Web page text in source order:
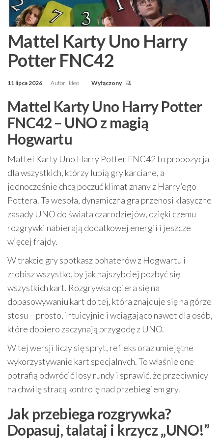
Mattel Karty Uno Harry
Potter FNC42
11 lipca 2026 Autor kleo Wyłączony
Mattel Karty Uno Harry Potter
FNC42 – UNO z magią
Hogwartu
Mattel Karty Uno Harry Potter FNC42 to propozycja
dla wszystkich, którzy lubią gry karciane, a
jednocześnie chcą poczuć klimat znany z Harry’ego
Pottera. Ta wesoła, dynamiczna gra przenosi klasyczne
zasady UNO do świata czarodziejów, dzięki czemu
rozgrywki nabierają dodatkowej energii i jeszcze
więcej frajdy.
W trakcie gry spotkasz bohaterów z Hogwartu i
zrobisz wszystko, by jak najszybciej pozbyć się
wszystkich kart. Rozgrywka opiera się na
dopasowywaniu kart do tej, która znajduje się na górze
stosu – prosto, intuicyjnie i wciągająco nawet dla osób,
które dopiero zaczynają przygodę z UNO.
W tej wersji liczy się spryt, refleks oraz umiejętne
wykorzystywanie kart specjalnych. To właśnie one
potrafią odwrócić losy rundy i sprawić, że przeciwnicy
na chwilę stracą kontrolę nad przebiegiem gry.
Jak przebiega rozgrywka?
Dopasuj, talataj i krzycz „UNO!”